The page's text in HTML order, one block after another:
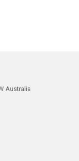
Australia